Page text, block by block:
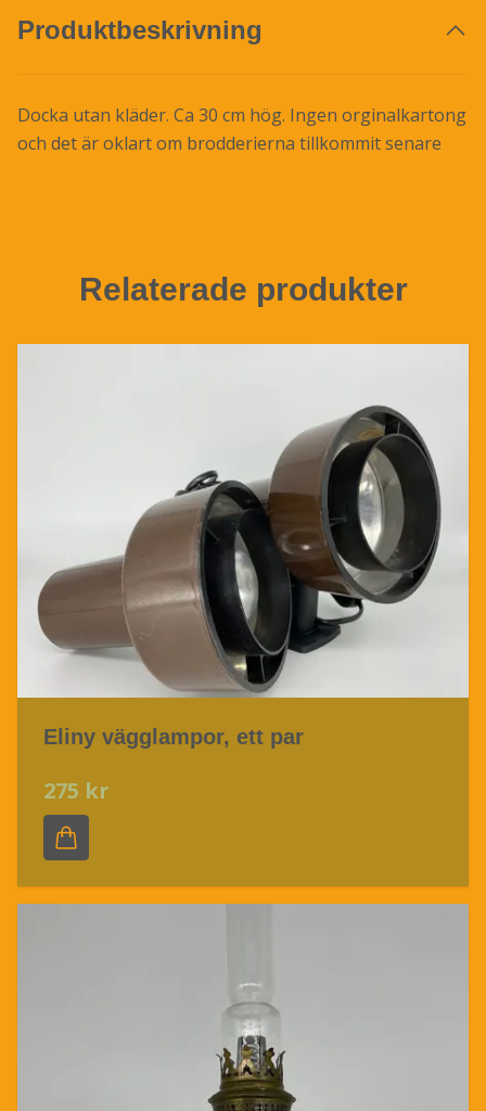
Produktbeskrivning
Docka utan kläder. Ca 30 cm hög. Ingen orginalkartong
och det är oklart om brodderierna tillkommit senare
Relaterade produkter
Eliny vägglampor, ett par
275 kr